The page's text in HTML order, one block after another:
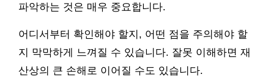
파악하는 것은 매우 중요합니다.
어디서부터 확인해야 할지, 어떤 점을 주의해야 할
지 막막하게 느껴질 수 있습니다. 잘못 이해하면 재
산상의 큰 손해로 이어질 수도 있습니다.